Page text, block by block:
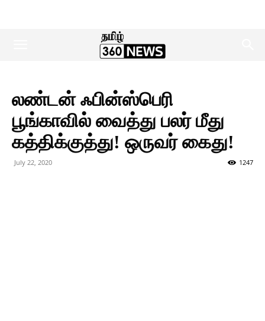
லண்டன் ஃபின்ஸ்பெரி
பூங்காவில் வைத்து பலர் மீது
கத்திக்குத்து! ஒருவர் கைது!
July 22, 2020 1247